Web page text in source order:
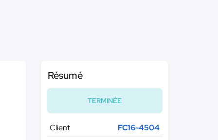
Résumé
TERMINÉE
Client
FC16-4504